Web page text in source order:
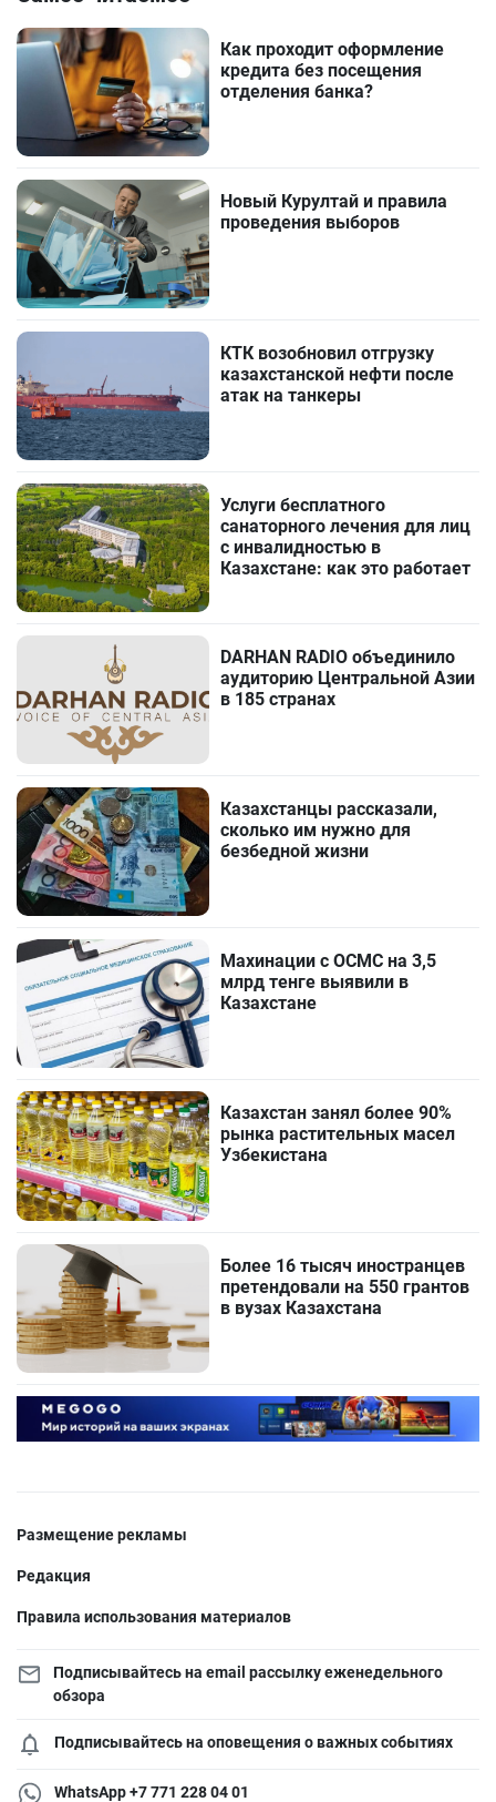
Как проходит оформление
кредита без посещения
отделения банка?
Новый Курултай и правила
проведения выборов
КТК возобновил отгрузку
казахстанской нефти после
атак на танкеры
Услуги бесплатного
санаторного лечения для лиц
с инвалидностью в
Казахстане: как это работает
DARHAN RADIO объединило
аудиторию Центральной Азии
в 185 странах
Казахстанцы рассказали,
сколько им нужно для
безбедной жизни
Махинации с ОСМС на 3,5
млрд тенге выявили в
Казахстане
Казахстан занял более 90%
рынка растительных масел
Узбекистана
Более 16 тысяч иностранцев
претендовали на 550 грантов
в вузах Казахстана
Размещение рекламы
Редакция
Правила использования материалов
Подписывайтесь на email рассылку еженедельного
обзора
Подписывайтесь на оповещения о важных событиях
WhatsApp +7 771 228 04 01